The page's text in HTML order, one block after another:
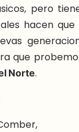
pero
hacen
que
Norte.